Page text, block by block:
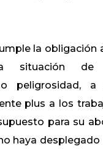
la obligación
situación de
o peligrosidad, a
plus a los
para su
haya